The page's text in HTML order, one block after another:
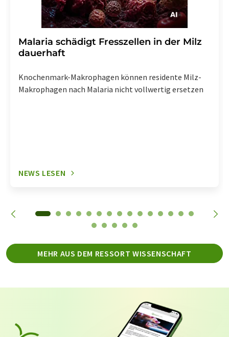
Malaria schädigt Fresszellen in der Milz
dauerhaft
Knochenmark-Makrophagen können residente Milz-
Makrophagen nach Malaria nicht vollwertig ersetzen
NEWS LESEN
MEHR AUS DEM RESSORT WISSENSCHAFT